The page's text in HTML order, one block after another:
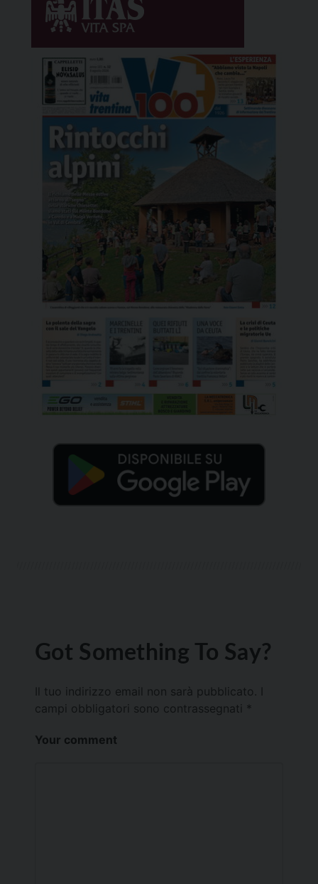
Got Something To Say?
Il tuo indirizzo email non sarà pubblicato.
campi obbligatori sono contrassegnati *
Your comment